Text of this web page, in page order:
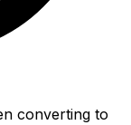
converting to